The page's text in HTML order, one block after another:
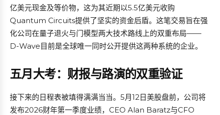
亿美元现金及等价物，这为其近期以5.5亿美元收购
Quantum Circuits提供了坚实的资金后盾。这笔交易旨在强
化公司在量子退火与门模型两大技术路线上的双重布局——
D-Wave目前是全球唯一同时公开提供这两种系统的企业。
五月大考：财报与路演的双重验证
接下来的日程表被填得满满当当。5月12日美股盘前，公司将
发布2026财年第一季度业绩，CEO Alan Baratz与CFO